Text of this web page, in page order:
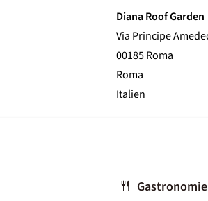
Diana Roof Garden
Via Principe
00185 Roma
Roma
Italien